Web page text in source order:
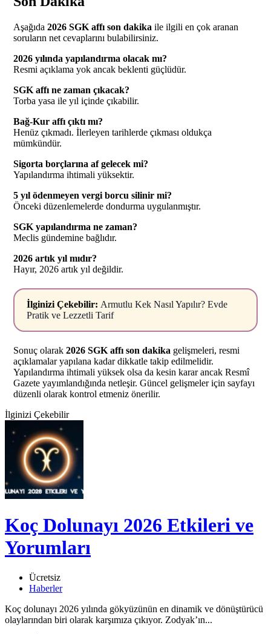
Aşağıda 2026 SGK affı son dakika ile ilgili en çok aranan
soruların net cevaplarını bulabilirsiniz.
2026 yılında yapılandırma olacak mı?
Resmi açıklama yok ancak beklenti güçlüdür.
SGK affı ne zaman çıkacak?
Torba yasa ile yıl içinde çıkabilir.
Bağ-Kur affı çıktı mı?
Henüz çıkmadı. İlerleyen tarihlerde çıkması oldukça
mümkündür.
Sigorta borçlarına af gelecek mi?
Yapılandırma ihtimali yüksektir.
5 yıl ödenmeyen vergi borcu silinir mi?
Önceki düzenlemelerde dondurma uygulanmıştır.
SGK yapılandırma ne zaman?
Meclis gündemine bağlıdır.
2026 artık yıl mıdır?
Hayır, 2026 artık yıl değildir.
İlginizi Çekebilir: Armutlu Kek Nasıl Yapılır? Evde
Pratik ve Lezzetli Tarif
Sonuç olarak 2026 SGK affı son dakika gelişmeleri, resmi
açıklamalar yapılana kadar dikkatle takip edilmelidir.
Yapılandırma ihtimali yüksek olsa da kesin karar ancak Resmî
Gazete yayımlandığında netleşir. Güncel gelişmeler için sayfayı
düzenli olarak kontrol etmeniz önerilir.
İlginizi Çekebilir
Koç Dolunayı 2026 Etkileri ve
Yorumları
Ücretsiz
Haberler
Koç dolunayı 2026 yılında gökyüzünün en dinamik ve dönüştürücü
olaylarından biri olarak karşımıza çıkıyor. Zodyak’ın...